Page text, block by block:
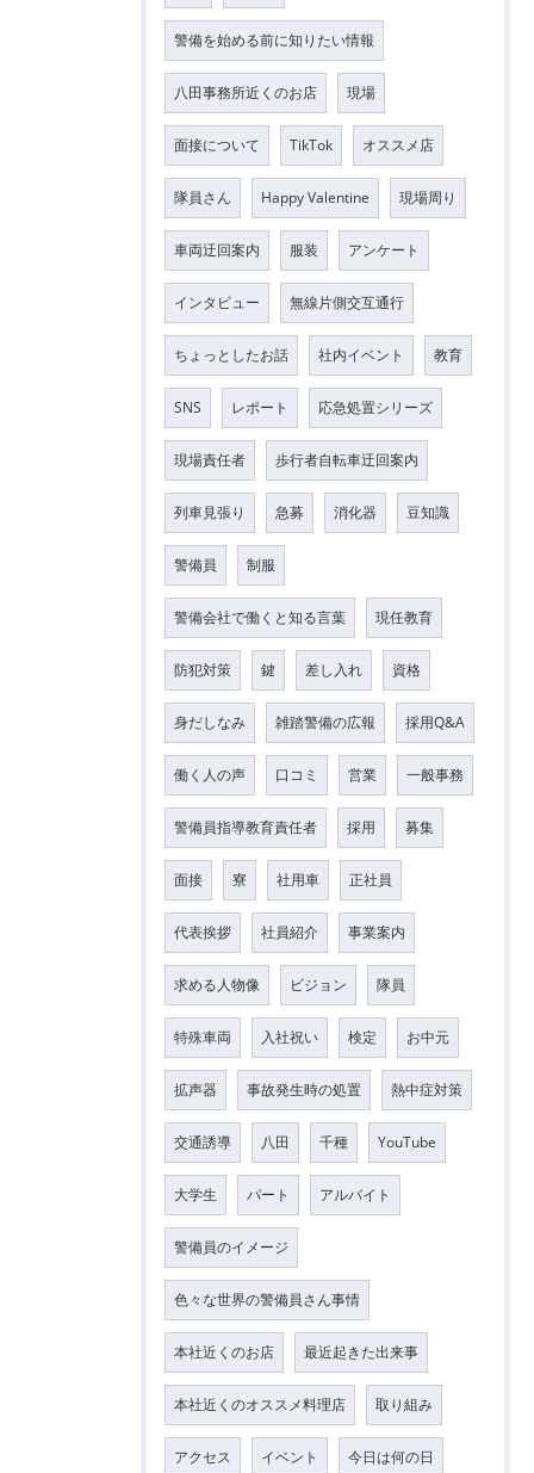
警備を始める前に知りたい情報
八田事務所近くのお店 現場
面接について TikTok オススメ店
隊員さん Happy Valentine 現場周り
車両迂回案内 服装 アンケート
インタビュー 無線片側交互通行
ちょっとしたお話 社内イベント 教育
SNS レポート 応急処置シリーズ
現場責任者 歩行者自転車迂回案内
列車見張り 急募 消化器 豆知識
警備員 制服
警備会社で働くと知る言葉 現任教育
防犯対策 鍵 差し入れ 資格
身だしなみ 雑踏警備の広報 採用Q&A
働く人の声 口コミ 営業 一般事務
警備員指導教育責任者 採用 募集
面接 寮 社用車 正社員
代表挨拶 社員紹介 事業案内
求める人物像 ビジョン 隊員
特殊車両 入社祝い 検定 お中元
拡声器 事故発生時の処置 熱中症対策
交通誘導 八田 千種 YouTube
大学生 パート アルバイト
警備員のイメージ
色々な世界の警備員さん事情
本社近くのお店 最近起きた出来事
本社近くのオススメ料理店 取り組み
アクセス イベント 今日は何の日